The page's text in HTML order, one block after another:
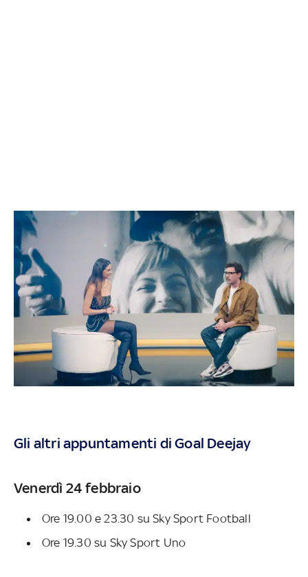
Gli altri appuntamenti di Goal Deejay
Venerdì 24 febbraio
Ore 19.00 e 23.30 su Sky Sport Football
Ore 19.30 su Sky Sport Uno